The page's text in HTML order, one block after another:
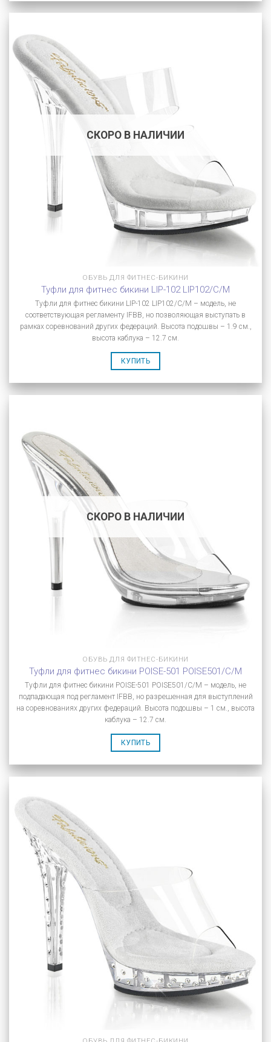
СКОРО В НАЛИЧИИ
ОБУВЬ ДЛЯ ФИТНЕС-БИКИНИ
Туфли для фитнес бикини LIP-102 LIP102/C/M
Туфли для фитнес бикини LIP-102 LIP102/C/M – модель, не
соответствующая регламенту IFBB, но позволяющая выступать в
рамках соревнований других федераций. Высота подошвы – 1.9 см.,
высота каблука – 12.7 см.
КУПИТЬ
СКОРО В НАЛИЧИИ
ОБУВЬ ДЛЯ ФИТНЕС-БИКИНИ
Туфли для фитнес бикини POISE-501 POISE501/C/M
Туфли для фитнес бикини POISE-501 POISE501/C/M – модель, не
подпадающая под регламент IFBB, но разрешенная для выступлений
на соревнованиях других федераций. Высота подошвы – 1 см., высота
каблука – 12.7 см.
КУПИТЬ